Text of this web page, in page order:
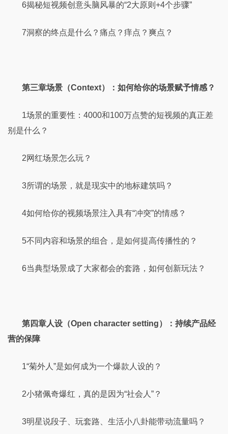
6揭秘短视频创意头脑风暴的“2大原则+4个步骤”
7洞察的终点是什么？痛点？痒点？爽点？
第三章场景（Context）：如何给你的场景赋予情感？
1场景的重要性：4000和100万点赞的短视频的真正差
别是什么？
2网红场景怎么玩？
3所谓的场景，就是现实中的地标建筑吗？
4如何给你的视频场景注入具有“冲突”的情感？
5不同内容和场景的组合，是如何提高传播性的？
6当典型场景成了大家都会的套路，如何创新玩法？
第四章人设（Open character setting）：持续产品经
营的保障
1“菊外人”是如何成为一个爆款人设的？
2小猪佩奇爆红，真的是因为“社会人”？
3明星说段子、玩套路、生活小八卦能带动流量吗？